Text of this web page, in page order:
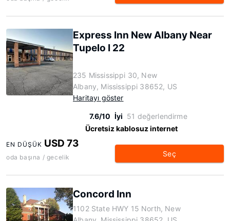
Express Inn New Albany Near
Tupelo I 22
235 Mississippi 30, New
Albany, Mississippi 38652, US
Haritayı göster
7.6/10 İyi 51 değerlendirme
Ücretsiz kablosuz internet
EN DÜŞÜK USD 73
oda başına / gecelik Seç
Concord Inn
1102 State HWY 15 North, New